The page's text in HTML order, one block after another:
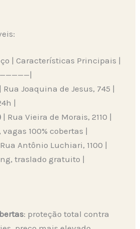
| Características Principais |
| Rua Joaquina de Jesus, 745 |
|
| Rua Vieira de Morais, 2110 |
100% cobertas |
Antônio Luchiari, 1100 |
traslado gratuito |
: proteção total contra